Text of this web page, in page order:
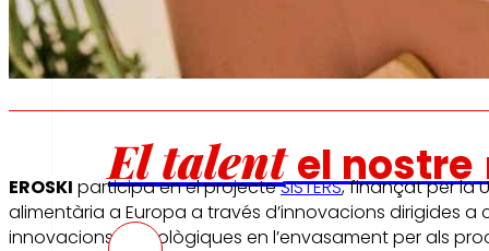
Ocupació
El talent el nostre
EROSKI participa en el projecteSISTERS, finançat per la
alimentària a Europa a través d’innovacions dirigides
innovacions tecnològiques en l’envasament per als